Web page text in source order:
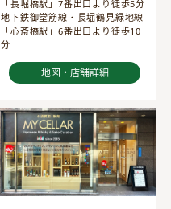
「長堀橋駅」7番出口より徒歩5分
地下鉄御堂筋線・長堀鶴見緑地線
「心斎橋駅」6番出口より徒歩10
分
地図・店舗詳細